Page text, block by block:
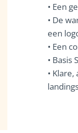
• Een
• De
een
• Een
• Basis
•